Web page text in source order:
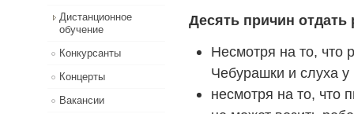
Дистанционное
обучение
Конкурсанты
Концерты
Вакансии
Десять причин
Несмотря на то, что
Чебурашки и слуха у
несмотря на то, что